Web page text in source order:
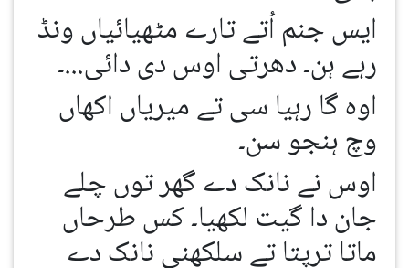
ایس جنم اُتے تارے مٹھیائیاں ونڈ
رہے ہن۔ دھرتی اوس دی دائی...۔
اوہ گا رہیا سی تے میریاں اکھاں
وچ ہنجو سن۔
اوس نے نانک دے گھر توں چلے
جان دا گیت لکھیا۔ کس طرحاں
ماتا ترپتا تے سلکھنی نانک دے